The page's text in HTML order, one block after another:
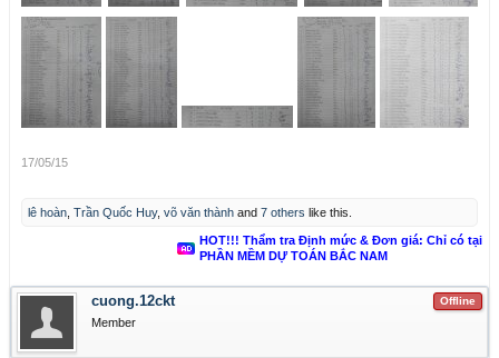
17/05/15
lê hoàn Trần Quốc Huy, võ văn thành and 7 others like this.
HOT!!! Thẩm tra Định mức & Đơn giá: Chỉ có tại
PHẦN MỀM DỰ TOÁN BẮC NAM
Offline
cuong.12ckt
Member